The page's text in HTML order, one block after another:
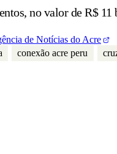
no valor de R$
de Notícias do Acre
conexão acre peru